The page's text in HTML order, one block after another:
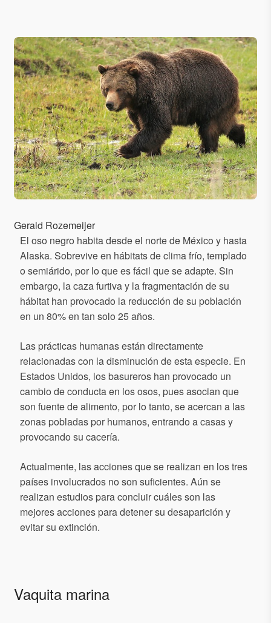
Gerald Rozemeijer
El oso negro habita desde el norte de México y hasta
Alaska. Sobrevive en hábitats de clima frío, templado
o semiárido, por lo que es fácil que se adapte. Sin
embargo, la caza furtiva y la fragmentación de su
hábitat han provocado la reducción de su población
en un 80% en tan solo 25 años.
Las prácticas humanas están directamente
relacionadas con la disminución de esta especie. En
Estados Unidos, los basureros han provocado un
cambio de conducta en los osos, pues asocian que
son fuente de alimento, por lo tanto, se acercan a las
zonas pobladas por humanos, entrando a casas y
provocando su cacería.
Actualmente, las acciones que se realizan en los tres
países involucrados no son suficientes. Aún se
realizan estudios para concluir cuáles son las
mejores acciones para detener su desaparición y
evitar su extinción.
Vaquita marina